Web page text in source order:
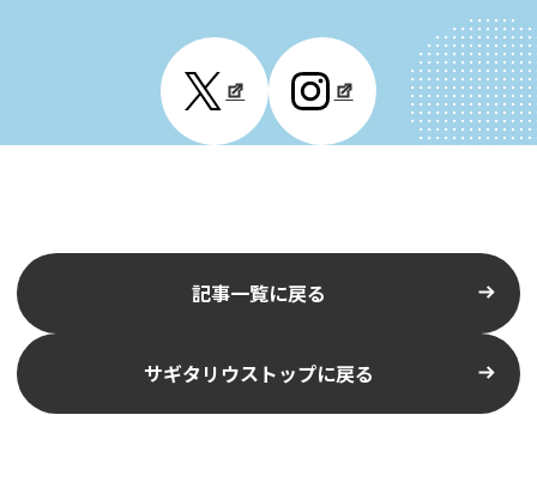
記事一覧に戻る
サギタリウストップに戻る